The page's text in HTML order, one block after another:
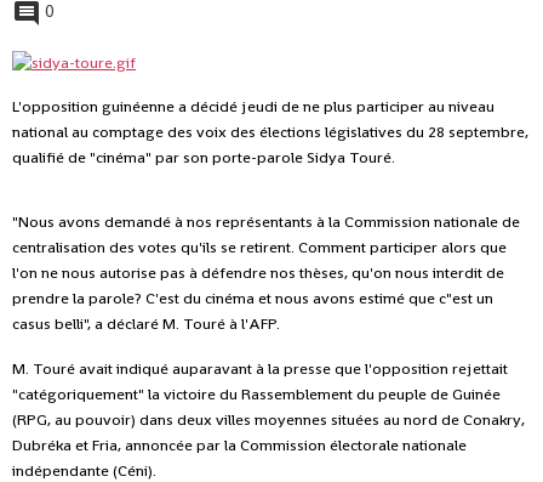
0
L'opposition guinéenne a décidé jeudi de ne plus participer au niveau
national au comptage des voix des élections législatives du 28 septembre,
qualifié de "cinéma" par son porte-parole Sidya Touré.
"Nous avons demandé à nos représentants à la Commission nationale de
centralisation des votes qu'ils se retirent. Comment participer alors que
l'on ne nous autorise pas à défendre nos thèses, qu'on nous interdit de
prendre la parole? C'est du cinéma et nous avons estimé que c"est un
casus belli", a déclaré M. Touré à l'AFP.
M. Touré avait indiqué auparavant à la presse que l'opposition rejettait
"catégoriquement" la victoire du Rassemblement du peuple de Guinée
(RPG, au pouvoir) dans deux villes moyennes situées au nord de Conakry,
Dubréka et Fria, annoncée par la Commission électorale nationale
indépendante (Céni).